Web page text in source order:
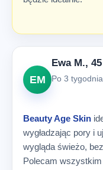
EM
Ewa M.,
Po 3
Beauty Age Skin
wygładzając pory i
wygląda świeżo,
Polecam